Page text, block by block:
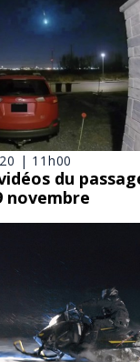
| 11h00
du
novembre